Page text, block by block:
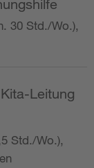
30 Std./Wo.),
Leitung
Std./Wo.),